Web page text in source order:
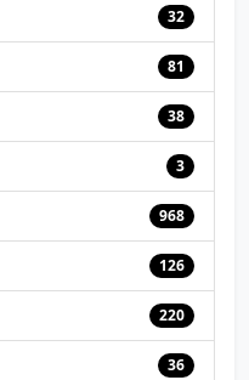
32
81
38
3
968
126
220
36